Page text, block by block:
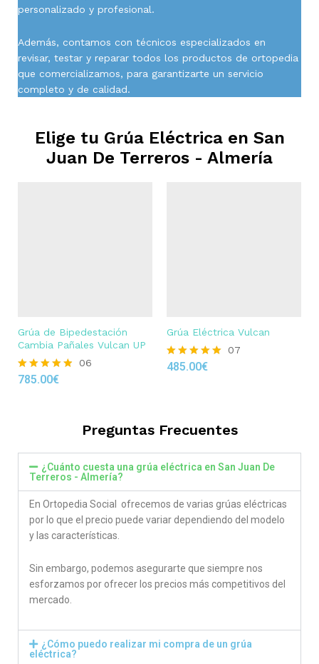
personalizado y profesional.
Además, contamos con técnicos especializados en
revisar, testar y reparar todos los productos de ortopedia
que comercializamos, para garantizarte un servicio
completo y de calidad.
Elige tu Grúa Eléctrica en San
Juan De Terreros - Almería
Grúa de Bipedestación
Cambia Pañales Vulcan UP
Rated
06
785.00€
Grúa Eléctrica Vulcan
Rated
07
485.00€
Preguntas Frecuentes
¿Cuánto cuesta una grúa eléctrica en San Juan De
Terreros - Almería?
En Ortopedia Social ofrecemos de varias grúas eléctricas
por lo que el precio puede variar dependiendo del modelo
y las características.
Sin embargo, podemos asegurarte que siempre nos
esforzamos por ofrecer los precios más competitivos del
mercado.
¿Cómo puedo realizar mi compra de un grúa
eléctrica?